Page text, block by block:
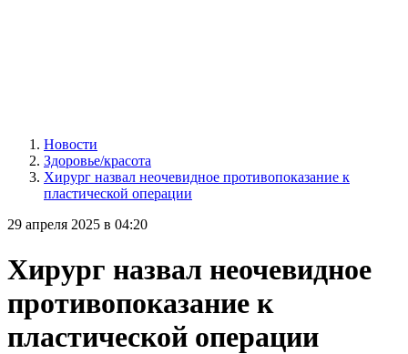
Новости
Здоровье/красота
Хирург назвал неочевидное противопоказание к
пластической операции
29 апреля 2025 в 04:20
Хирург назвал неочевидное
противопоказание к
пластической операции